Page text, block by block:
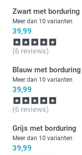
Zwart met borduring
Meer dan 10 varianten
39,99
(6 reviews)
Blauw met borduring
Meer dan 10 varianten
39,99
(6 reviews)
Grijs met borduring
Meer dan 10 varianten
39,99